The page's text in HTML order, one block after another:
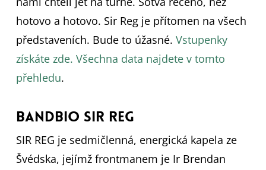
hotovo a hotovo. Sir Reg je přítomen na všech
představeních. Bude to úžasné. Vstupenky
získáte zde. Všechna data najdete v tomto
přehledu.
Bandbio Sir Reg
SIR REG je sedmičlenná, energická kapela ze
Švédska, jejímž frontmanem je Ir Brendan